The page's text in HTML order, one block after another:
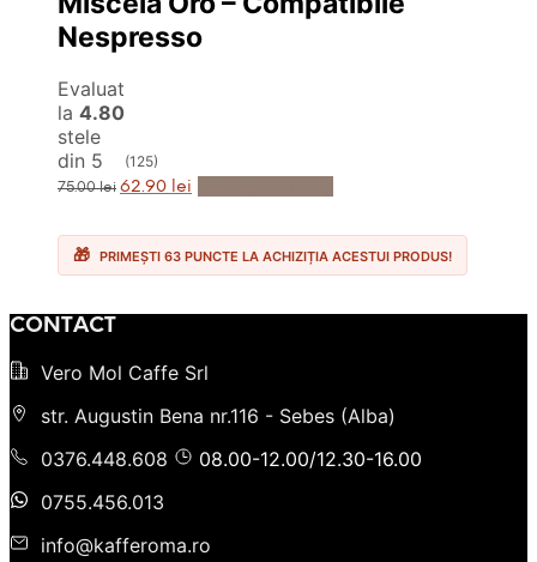
Nespresso
Evaluat
la 4.80
stele
din 5
(125)
75.00lei Prețul
inițial
fost:
75.00 lei.
62.90 lei Prețul
curent
62.90 lei.
PRIMEȘTI 63 PUNCTE LA ACHIZIȚIA ACESTUI PRODUS!
CONTACT
Vero Mol Caffe Srl
str. Augustin Bena nr.116 - Sebes (Alba)
0376.448.608
08.00-12.00/12.30-16.00
0755.456.013
info@kafferoma.ro